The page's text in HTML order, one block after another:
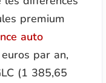
premium
auto
par an,
(1 385,65